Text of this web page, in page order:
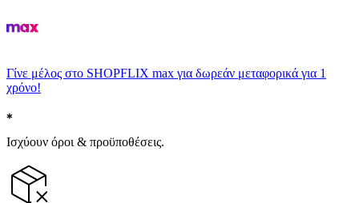
Γίνε μέλος στο SHOPFLIX max για δωρεάν μεταφορικά για 1
χρόνο!
Ισχύουν όροι & προϋποθέσεις.